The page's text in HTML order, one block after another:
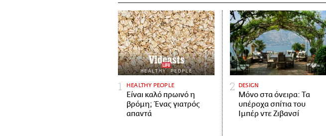
HEALTHY PEOPLE
Είναι καλό πρωινό η
βρόμη; Ένας γιατρός
απαντά
DESIGN
Μόνο στα όνειρα: Τα
υπέροχα σπίτια του
Ιμπέρ ντε Ζιβανσί